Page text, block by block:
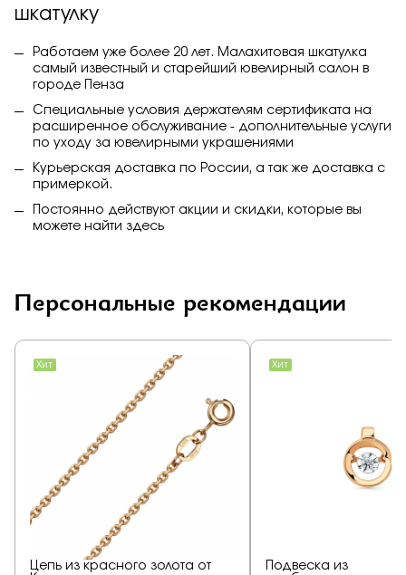
шкатулку
Работаем уже более 20 лет. Малахитовая шкатулка
самый известный и старейший ювелирный салон в
городе Пенза
Специальные условия держателям сертификата на
расширенное обслуживание - дополнительные услуги
по уходу за ювелирными украшениями
Курьерская доставка по России, а так же доставка с
примеркой.
Постоянно действуют акции и скидки, которые вы
можете найти здесь
Персональные рекомендации